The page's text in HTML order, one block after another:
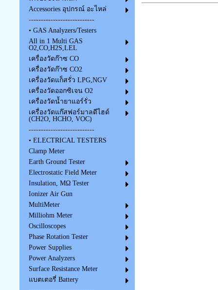
Accessories อุปกรณ์ อะไหล่
---------------------------
• GAS Analyzers/Testers
All in 1 Multi GAS
O2,CO,H2S,LEL
เครื่องวัดก๊าซ CO
เครื่องวัดก๊าซ CO2
เครื่องวัดแก็สรั่ว LPG,NGV
เครื่องวัดออกซิเจน O2
เครื่องวัดน้ำยาแอร์รั่ว
เครื่องวัดแก๊สฟอร์มาลดีไฮด์
(CH2O, HCHO, VOC)
---------------------------
• ELECTRICAL TESTERS
Clamp Meter
Earth Ground Tester
Electrostatic Field Meter
Insulation, MΩ Tester
Ionizer Air Gun
MultiMeter
Milliohm Meter
Oscilloscopes
Phase Rotation Tester
Power Supplies
Power Analyzers
Surface Resistance Meter
แบตเตอรี่ Battery